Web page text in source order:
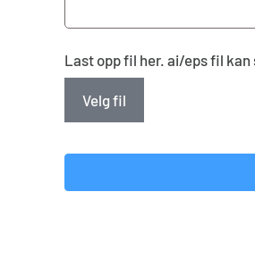
Last opp fil her. ai/eps fil
Velg fil